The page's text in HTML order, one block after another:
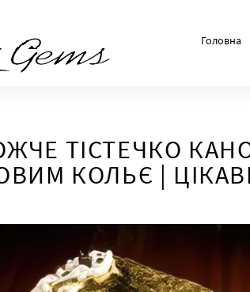
Головна
ТІСТЕЧКО
КОЛЬЄ |